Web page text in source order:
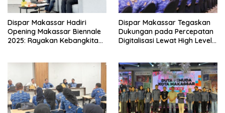
Dispar Makassar Hadiri
Opening Makassar Biennale
2025: Rayakan Kebangkitan
Dispar Makassar Tegaskan
Dukungan pada Percepatan
Digitalisasi Lewat High Level